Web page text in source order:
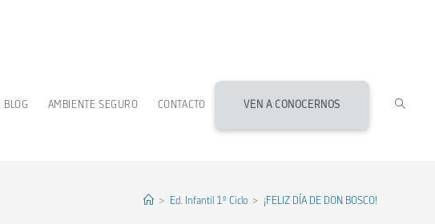
BLOG AMBIENTE SEGURO CONTACTO VEN A CONOCERNOS
> Ed. Infantil 1º Ciclo > ¡FELIZ DÍA DE DON BOSCO!